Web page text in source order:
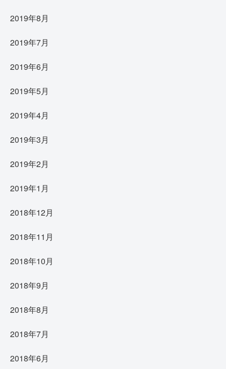
2019年8月
2019年7月
2019年6月
2019年5月
2019年4月
2019年3月
2019年2月
2019年1月
2018年12月
2018年11月
2018年10月
2018年9月
2018年8月
2018年7月
2018年6月